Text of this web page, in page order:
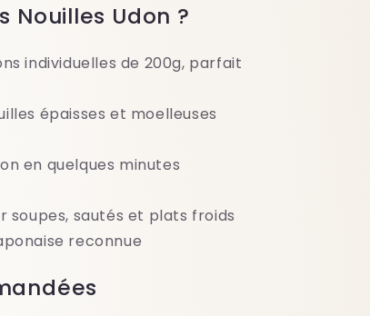
Nouilles Udon ?
individuelles de 200g, parfait
épaisses et moelleuses
en quelques minutes
soupes, sautés et plats froids
reconnue